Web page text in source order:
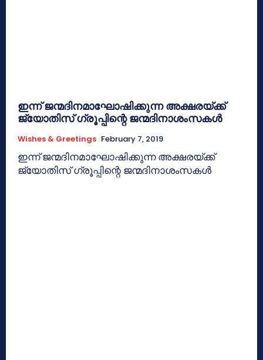
ഇന്ന് ജന്മദിനമാഘോഷിക്കുന്ന അക്ഷരയ്ക്ക്
ജ്യോതിസ് ഗ്രൂപ്പിന്റെ ജന്മദിനാശംസകള്‍
Wishes & Greetings February 7, 2019
ഇന്ന് ജന്മദിനമാഘോഷിക്കുന്ന അക്ഷരയ്ക്ക്
ജ്യോതിസ് ഗ്രൂപ്പിന്റെ ജന്മദിനാശംസകള്‍